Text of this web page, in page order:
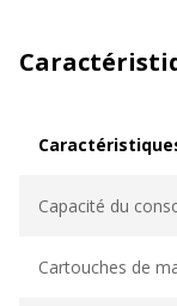
Capacité du
Cartouches de